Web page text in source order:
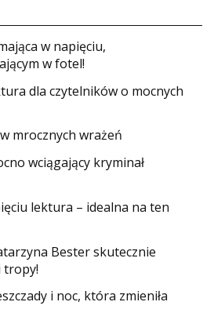
w napięciu,
w fotel!
dla czytelników o mocnych
mrocznych wrażeń
wciągający kryminał
lektura – idealna na ten
Bester skutecznie
tropy!
i noc, która zmieniła